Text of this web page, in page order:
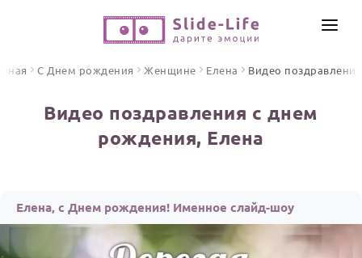
ПО ФОРМАТУ
Открытки
Стихи и тексты
ИНСТРУМЕНТЫ
ОТЗЫВЫ
С Днем рождения Женщине Елена Видео поздравления
Видео поздравления с днем
рождения, Елена
Елена, с Днем рождения! Именное слайд-шоу